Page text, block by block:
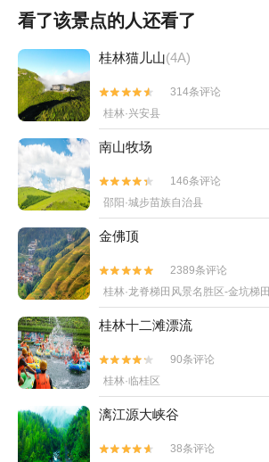
看了该景点的人还看了
桂林猫儿山(4A)


314条评论
桂林·兴安县
南山牧场


146条评论
邵阳·城步苗族自治县
金佛顶


2389条评论
桂林·龙脊梯田风景名胜区-金坑梯田
桂林十二滩漂流


90条评论
桂林·临桂区
漓江源大峡谷

 38条评论